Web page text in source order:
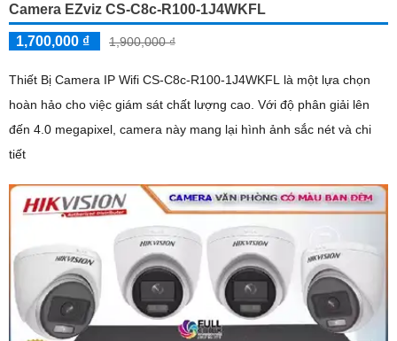
Camera EZviz CS-C8c-R100-1J4WKFL
1,700,000 ₫ 1,900,000 ₫
Thiết Bị Camera IP Wifi CS-C8c-R100-1J4WKFL là một lựa chọn
hoàn hảo cho việc giám sát chất lượng cao. Với độ phân giải lên
đến 4.0 megapixel, camera này mang lại hình ảnh sắc nét và chi
tiết